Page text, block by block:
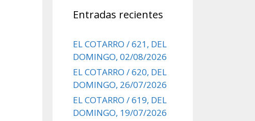
Entradas recientes
EL COTARRO / 621, DEL
DOMINGO, 02/08/2026
EL COTARRO / 620, DEL
DOMINGO, 26/07/2026
EL COTARRO / 619, DEL
DOMINGO, 19/07/2026